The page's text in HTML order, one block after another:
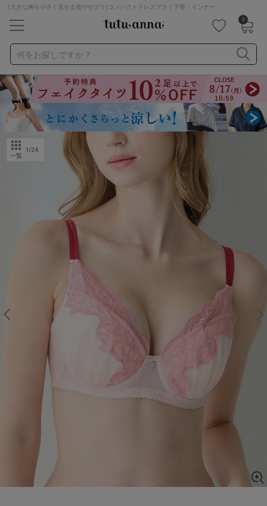
[大きな胸を小さく見せる着やせブラ]コンパクトドレスブラ｜下着・インナー
0
何をお探しですか？
ナイトブラ ノンワイヤー 特盛ブラ
チューブトップ
折り畳み
パジャマ ストッキング
キャミソール
ルームウェア
育乳ブラ アームカバー
カテゴリから探す
レッグウェア 下着
ルームウェア ライフスタイル
ギフトラッピング
SALE
サイズからブラを探す
A65 A70
D65 D70
E65 E70 E75 E80 E85
すべてのサイズを表示する
一覧
1/24